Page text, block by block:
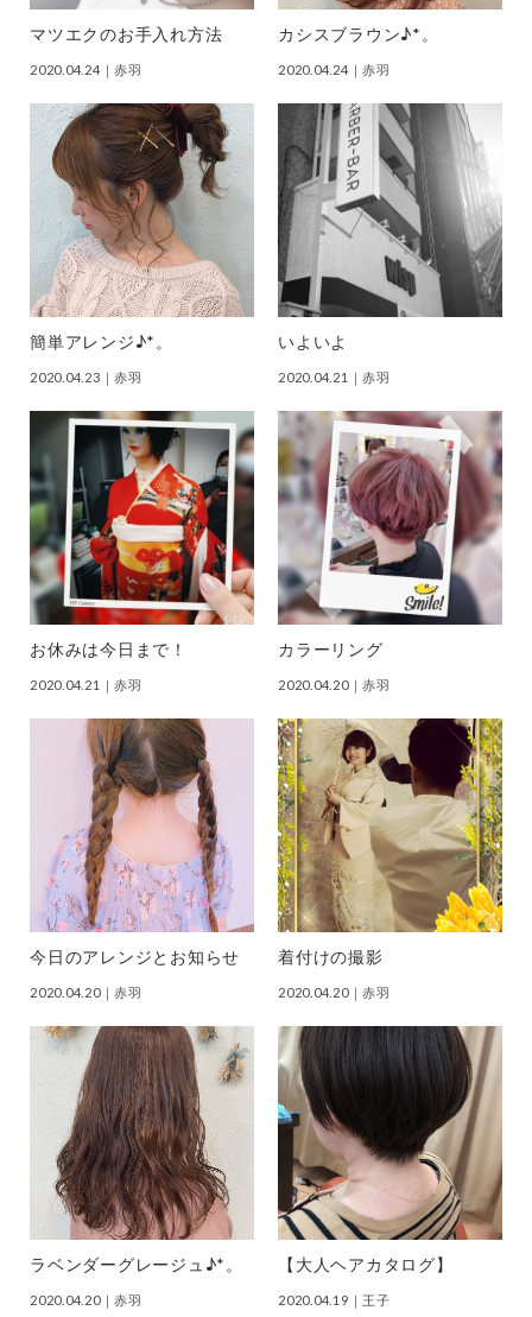
マツエクのお手入れ方法
2020.04.24 ｜赤羽
カシスブラウン♪*。
2020.04.24 ｜赤羽
簡単アレンジ♪*。
2020.04.23 ｜赤羽
いよいよ
2020.04.21 ｜赤羽
お休みは今日まで！
2020.04.21 ｜赤羽
カラーリング
2020.04.20｜赤羽
今日のアレンジとお知らせ
2020.04.20｜赤羽
着付けの撮影
2020.04.20｜赤羽
ラベンダーグレージュ♪*。
2020.04.20｜赤羽
【大人ヘアカタログ】
2020.04.19 ｜王子